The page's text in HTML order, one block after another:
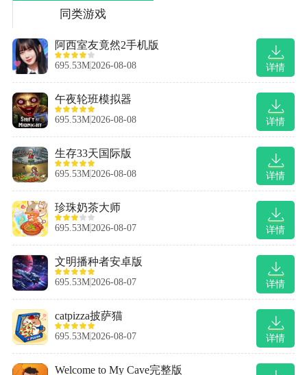
同类游戏
详情
阿西室友竟然2手机版
695.53M2026-08-08
详情
午夜轮班模拟器
695.53M2026-08-08
详情
生存33天国际版
695.53M2026-08-08
详情
珍珠奶茶大师
695.53M2026-08-07
详情
文明播种者安卓版
695.53M2026-08-07
详情
catpizza披萨猫
695.53M2026-08-07
Welcome to My Cave完整版